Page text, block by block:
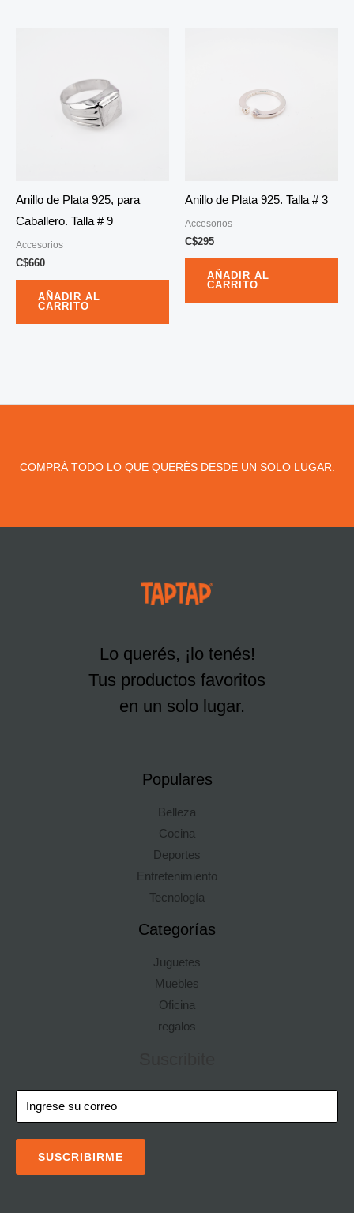
Anillo de Plata 925, para
Caballero. Talla # 9
Accesorios
C$660
AÑADIR AL
CARRITO
Anillo de Plata 925. Talla # 3
Accesorios
C$295
AÑADIR AL
CARRITO
COMPRÁ TODO LO QUE QUERÉS DESDE UN SOLO LUGAR.
Lo querés, ¡lo tenés!
Tus productos favoritos
en un solo lugar.
Populares
Belleza
Cocina
Deportes
Entretenimiento
Tecnología
Categorías
Juguetes
Muebles
Oficina
regalos
SUSCRIBIRME